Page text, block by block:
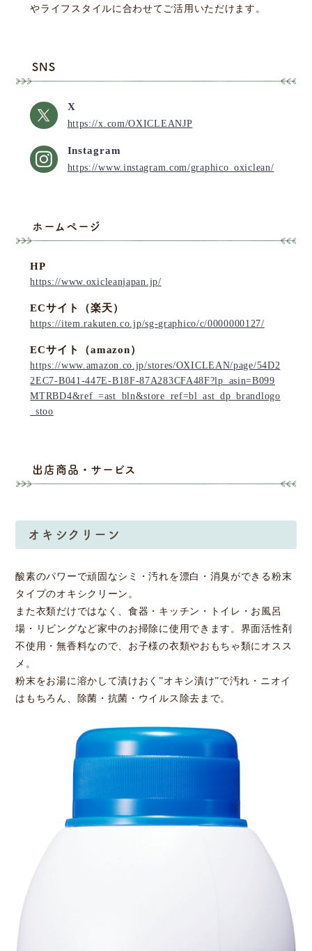
やライフスタイルに合わせてご活用いただけます。
SNS
X
https://x.com/OXICLEANJP
Instagram
https://www.instagram.com/graphico_oxiclean/
ホームページ
HP
https://www.oxicleanjapan.jp/
ECサイト（楽天）
https://item.rakuten.co.jp/sg-graphico/c/0000000127/
ECサイト（amazon）
https://www.amazon.co.jp/stores/OXICLEAN/page/54D2
2EC7-B041-447E-B18F-87A283CFA48F?lp_asin=B099
MTRBD4&ref_=ast_bln&store_ref=bl_ast_dp_brandlogo
_stoo
出店商品・サービス
オキシクリーン
酸素のパワーで頑固なシミ・汚れを漂白・消臭ができる粉末
タイプのオキシクリーン。
また衣類だけではなく、食器・キッチン・トイレ・お風呂
場・リビングなど家中のお掃除に使用できます。界面活性剤
不使用・無香料なので、お子様の衣類やおもちゃ類にオスス
メ。
粉末をお湯に溶かして漬けおく”オキシ漬け”で汚れ・ニオイ
はもちろん、除菌・抗菌・ウイルス除去まで。